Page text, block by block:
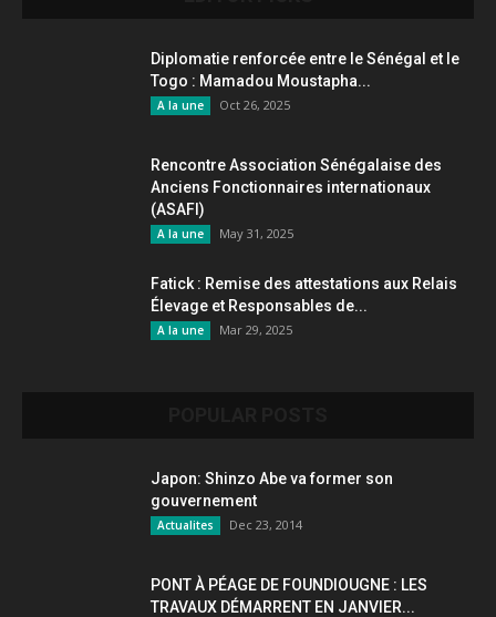
Diplomatie renforcée entre le Sénégal et le
Togo : Mamadou Moustapha...
A la une Oct 26, 2025
Rencontre Association Sénégalaise des
Anciens Fonctionnaires internationaux
(ASAFI)
A la une May 31, 2025
Fatick : Remise des attestations aux Relais
Élevage et Responsables de...
A la une Mar 29, 2025
Japon: Shinzo Abe va former son
gouvernement
Actualites Dec 23, 2014
PONT À PÉAGE DE FOUNDIOUGNE : LES
TRAVAUX DÉMARRENT EN JANVIER...